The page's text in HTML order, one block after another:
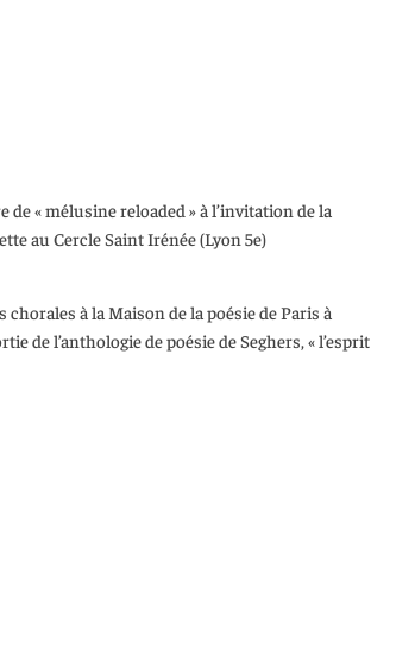
de « mélusine reloaded » à l’invitation de la
au Cercle Saint Irénée (Lyon 5e)
chorales à la Maison de la poésie de Paris à
de l’anthologie de poésie de Seghers, « l’esprit